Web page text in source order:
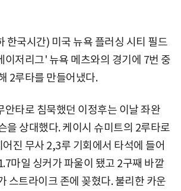
한국시간) 미국 뉴욕 플러싱 시티 필드
이저리그' 뉴욕 메츠와의 경기에 7번 중
2루타를 만들어냈다.
안타로 침묵했던 이정후는 이날 좌완
을 상대했다. 케이시 슈미트의 2루타로
진 무사 2,3루 기회에서 타석에 들어
마일 싱커가 파울이 됐고 2구째 바깥
스트라이크 존에 꽂혔다. 불리한 카운